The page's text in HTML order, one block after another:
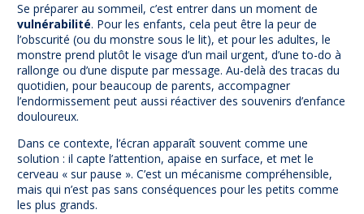
Se préparer au sommeil, c’est entrer dans un moment de
vulnérabilité. Pour les enfants, cela peut être la peur de
l’obscurité (ou du monstre sous le lit), et pour les adultes, le
monstre prend plutôt le visage d’un mail urgent, d’une to-do à
rallonge ou d’une dispute par message. Au-delà des tracas du
quotidien, pour beaucoup de parents, accompagner
l’endormissement peut aussi réactiver des souvenirs d’enfance
douloureux.
Dans ce contexte, l’écran apparaît souvent comme une
solution : il capte l’attention, apaise en surface, et met le
cerveau « sur pause ». C’est un mécanisme compréhensible,
mais qui n’est pas sans conséquences pour les petits comme
les plus grands.